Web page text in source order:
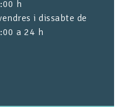
h
i dissabte de
a 24 h